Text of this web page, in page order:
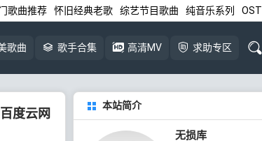
歌曲推荐 怀旧经典老歌 综艺节目歌曲 纯音乐系列 OST
歌曲 歌手合集 高清MV 求助专区
度云网
本站简介
无损库